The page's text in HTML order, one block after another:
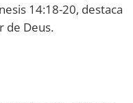
14:18-20, destaca
de Deus.